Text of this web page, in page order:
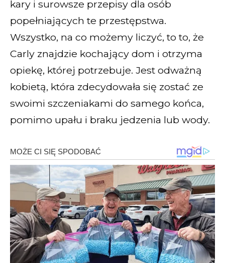
kary i surowsze przepisy dla osób
popełniających te przestępstwa.
Wszystko, na co możemy liczyć, to to, że
Carly znajdzie kochający dom i otrzyma
opiekę, której potrzebuje. Jest odważną
kobietą, która zdecydowała się zostać ze
swoimi szczeniakami do samego końca,
pomimo upału i braku jedzenia lub wody.